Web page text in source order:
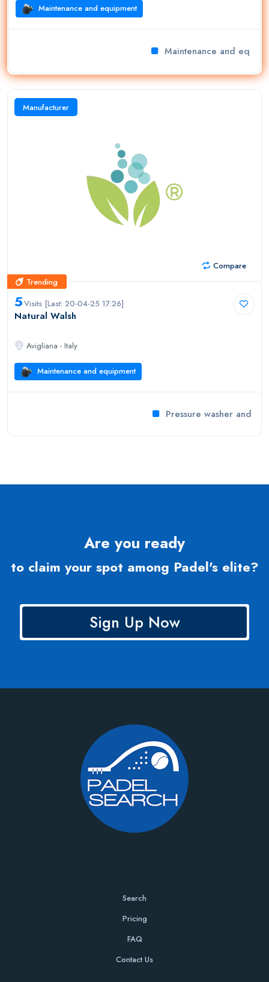
Maintenance and equipment
Maintenance and
Manufacturer
Compare
Trending
Trending
5Visits [Last: 20-04-25 17:26]
Natural Walsh
Avigliana - Italy
Maintenance and equipment
Pressure washer and
Are you ready
to claim your spot among Padel's elite?
Sign Up Now
Search
Pricing
FAQ
Contact Us